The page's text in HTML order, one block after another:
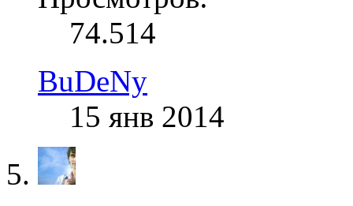
74.514
BuDeNy
15 янв 2014